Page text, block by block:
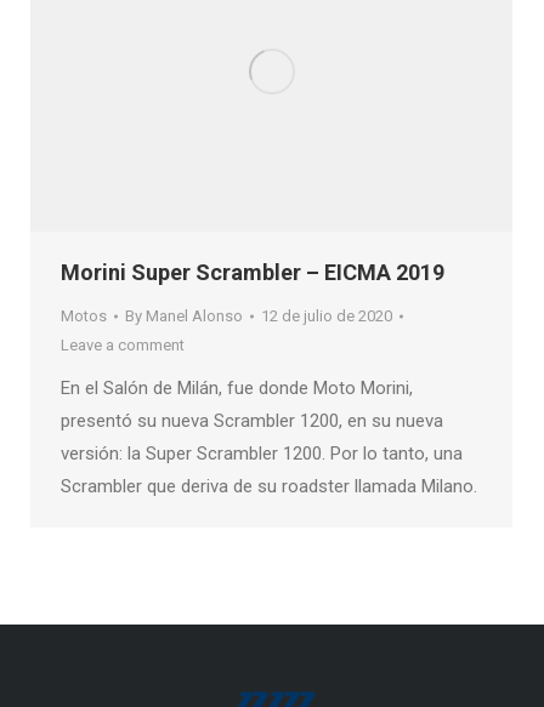
Morini Super Scrambler – EICMA 2019
Motos By Manel Alonso
12 de julio de 2020
Leave a comment
En el Salón de Milán, fue donde Moto Morini,
presentó su nueva Scrambler 1200, en su nueva
versión: la Super Scrambler 1200. Por lo tanto, una
Scrambler que deriva de su roadster llamada Milano.